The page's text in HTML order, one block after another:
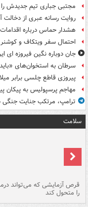
مجتبی جباری تیم جدیدش را
روایت رسانه عبری از دخالت
هشدار حماس درباره اقدامات
احتمال سفر ویتکاف و کوشنر
جان دوباره نگین فیروزه ای
سرطان به استخوان‌های
پیروزی قاطع چلسی برابر
مهاجم پرسپولیس به پیکان
ترامپ، مرتکب جنایت
سلامت
را متحول کند